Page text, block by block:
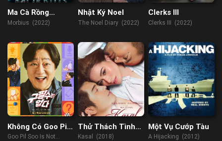
Ma Cà Rồng
Morbius
Morbius (2022)
Nhật Ký Noel
The Noel Diary (2022)
Clerks III
Clerks III (2022)
Không Có Goo Pil
Soo
Goo Pil Soo Is Not
Thử Thách Tình
Yêu
Kasal (2018)
Một Vụ Cướp Tàu
A Hijacking (2012)